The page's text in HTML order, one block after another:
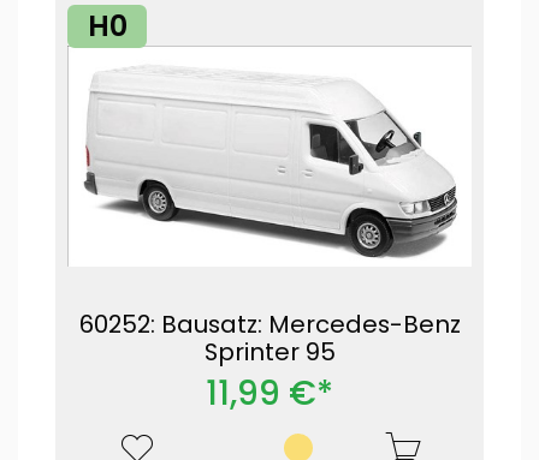
H0
60252: Bausatz: Mercedes-Benz
Sprinter 95
11,99 €*